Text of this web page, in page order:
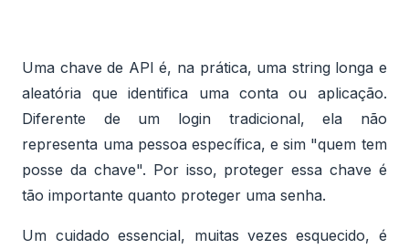
Uma chave de API é, na prática, uma string longa e
aleatória que identifica uma conta ou aplicação.
Diferente de um login tradicional, ela não
representa uma pessoa específica, e sim "quem tem
posse da chave". Por isso, proteger essa chave é
tão importante quanto proteger uma senha.
Um cuidado essencial, muitas vezes esquecido, é